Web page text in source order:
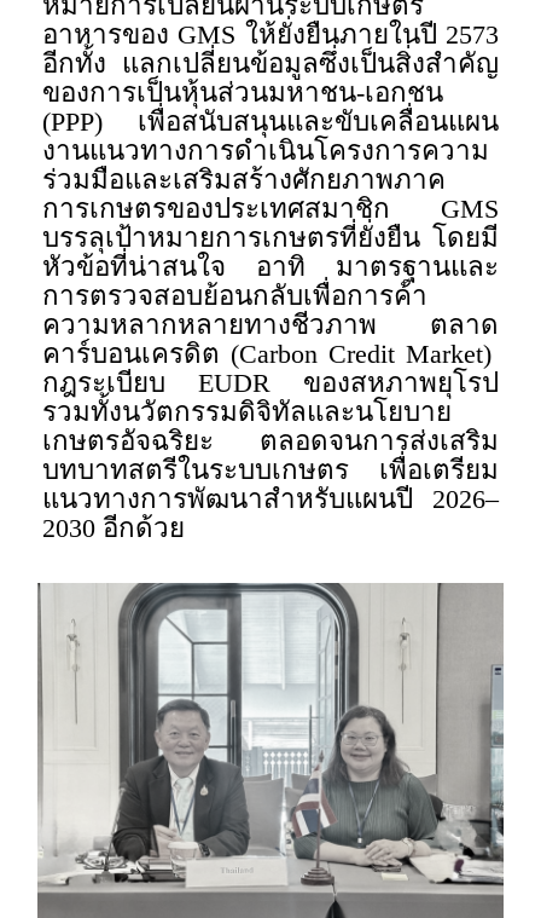
อาหารของ GMS ให้ยั่งยืนภายในปี 2573
อีกทั้ง แลกเปลี่ยนข้อมูลซึ่งเป็นสิ่งสำคัญ
ของการเป็นหุ้นส่วนมหาชน-เอกชน
(PPP) เพื่อสนับสนุนและขับเคลื่อนแผน
งานแนวทางการดำเนินโครงการความ
ร่วมมือและเสริมสร้างศักยภาพภาค
การเกษตรของประเทศสมาชิก GMS
บรรลุเป้าหมายการเกษตรที่ยั่งยืน โดยมี
หัวข้อที่น่าสนใจ อาทิ มาตรฐานและ
การตรวจสอบย้อนกลับเพื่อการค้า
ความหลากหลายทางชีวภาพ ตลาด
คาร์บอนเครดิต (Carbon Credit Market)
กฎระเบียบ EUDR ของสหภาพยุโรป
รวมทั้งนวัตกรรมดิจิทัลและนโยบาย
เกษตรอัจฉริยะ ตลอดจนการส่งเสริม
บทบาทสตรีในระบบเกษตร เพื่อเตรียม
แนวทางการพัฒนาสำหรับแผนปี 2026–
2030 อีกด้วย